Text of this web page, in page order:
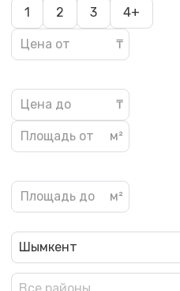
1 2 3 4+
Шымкент